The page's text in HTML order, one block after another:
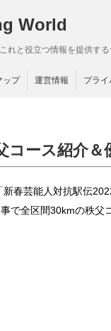
World
れと役立つ情報を提供する
ップ 運営情報 プラ
コース紹介
春芸能人対抗駅伝
で全区間30kmの秩父